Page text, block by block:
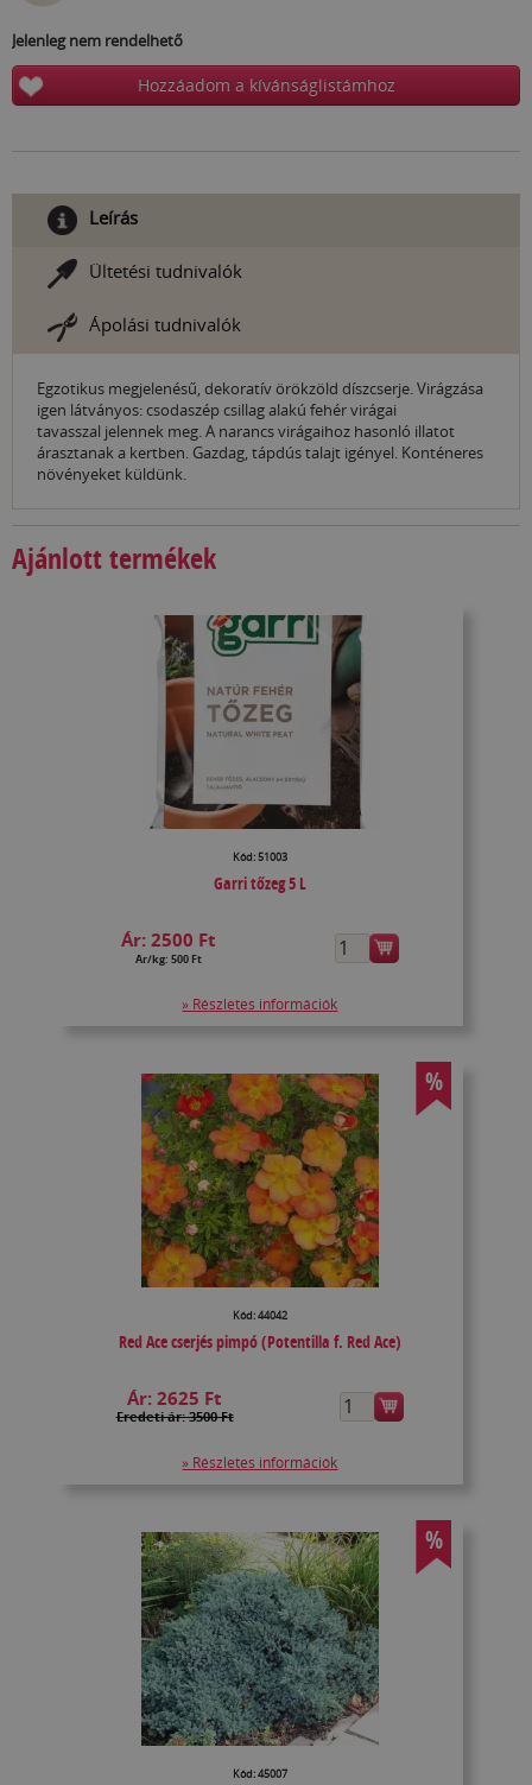
Jelenleg nem rendelhető
Hozzáadom a kívánságlistámhoz
Leírás
Ültetési tudnivalók
Ápolási tudnivalók
Egzotikus megjelenésű, dekoratív örökzöld díszcserje. Virágzása
igen látványos: csodaszép csillag alakú fehér virágai
tavasszal jelennek meg. A narancs virágaihoz hasonló illatot
árasztanak a kertben. Gazdag, tápdús talajt igényel. Konténeres
növényeket küldünk.
Ajánlott termékek
Kód: 51003
Garri tőzeg 5 L
Ár:2500 Ft
Ár/kg: 500 Ft
» Részletes információk
%
Kód: 44042
Red Ace cserjés pimpó (Potentilla f. Red Ace)
Ár:2625 Ft
Eredeti ár: 3500 Ft
» Részletes információk
%
Kód: 45007